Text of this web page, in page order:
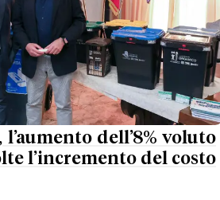
dell’8% voluto
l’incremento del costo